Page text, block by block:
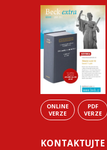
ONLINE
VERZE
PDF
VERZE